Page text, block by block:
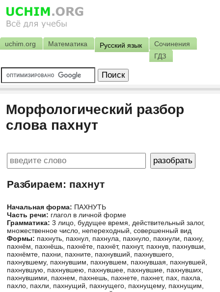
uchim.org Математика Русский язык
Сочинения
ГДЗ
Морфологический разбор
слова пахнут
Разбираем: пахнут
Начальная форма: ПАХНУТЬ
Часть речи: глагол в личной форме
Грамматика: 3 лицо, будущее время, действительный залог,
множественное число, непереходный, совершенный вид
Формы: пахнуть, пахнул, пахнула, пахнуло, пахнули, пахну,
пахнём, пахнёшь, пахнёте, пахнёт, пахнут, пахнув, пахнувши,
пахнёмте, пахни, пахните, пахнувший, пахнувшего,
пахнувшему, пахнувшим, пахнувшем, пахнувшая, пахнувшей,
пахнувшую, пахнувшею, пахнувшее, пахнувшие, пахнувших,
пахнувшими, пахнем, пахнешь, пахнете, пахнет, пах, пахла,
пахло, пахли, пахнущий, пахнущего, пахнущему, пахнущим,